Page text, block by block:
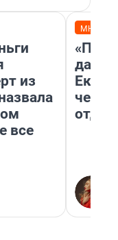
из
все
«Про
даже